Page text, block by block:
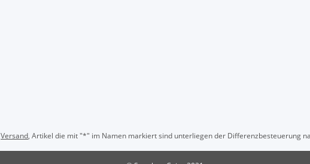
Versand, Artikel die mit "*" im Namen markiert sind unterliegen der Differenzbesteuerung